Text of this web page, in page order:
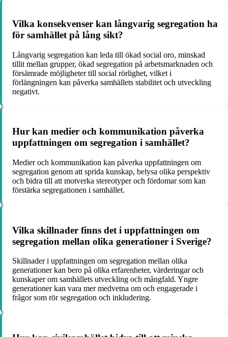
Vilka konsekvenser kan långvarig segregation ha
för samhället på lång sikt?
Långvarig segregation kan leda till ökad social oro, minskad
tillit mellan grupper, ökad segregation på arbetsmarknaden och
försämrade möjligheter till social rörlighet, vilket i
förlängningen kan påverka samhällets stabilitet och utveckling
negativt.
Hur kan medier och kommunikation påverka
uppfattningen om segregation i samhället?
Medier och kommunikation kan påverka uppfattningen om
segregation genom att sprida kunskap, belysa olika perspektiv
och bidra till att motverka stereotyper och fördomar som kan
förstärka segregationen i samhället.
Vilka skillnader finns det i uppfattningen om
segregation mellan olika generationer i Sverige?
Skillnader i uppfattningen om segregation mellan olika
generationer kan bero på olika erfarenheter, värderingar och
kunskaper om samhällets utveckling och mångfald. Yngre
generationer kan vara mer medvetna om och engagerade i
frågor som rör segregation och inkludering.